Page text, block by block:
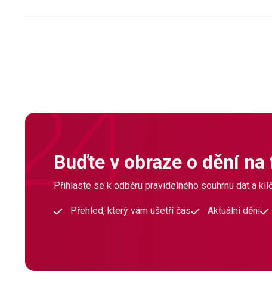
Buďte v obraze o dění
Přihlaste se k odběru pravidelného souhrnu dat a
Přehled, který vám ušetří čas Aktuální dění